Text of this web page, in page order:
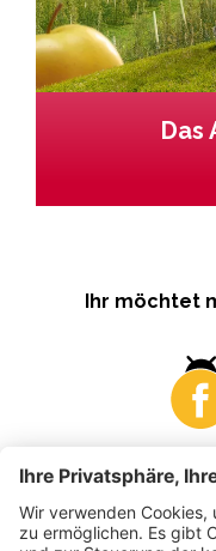
Das
Ihr möchtet